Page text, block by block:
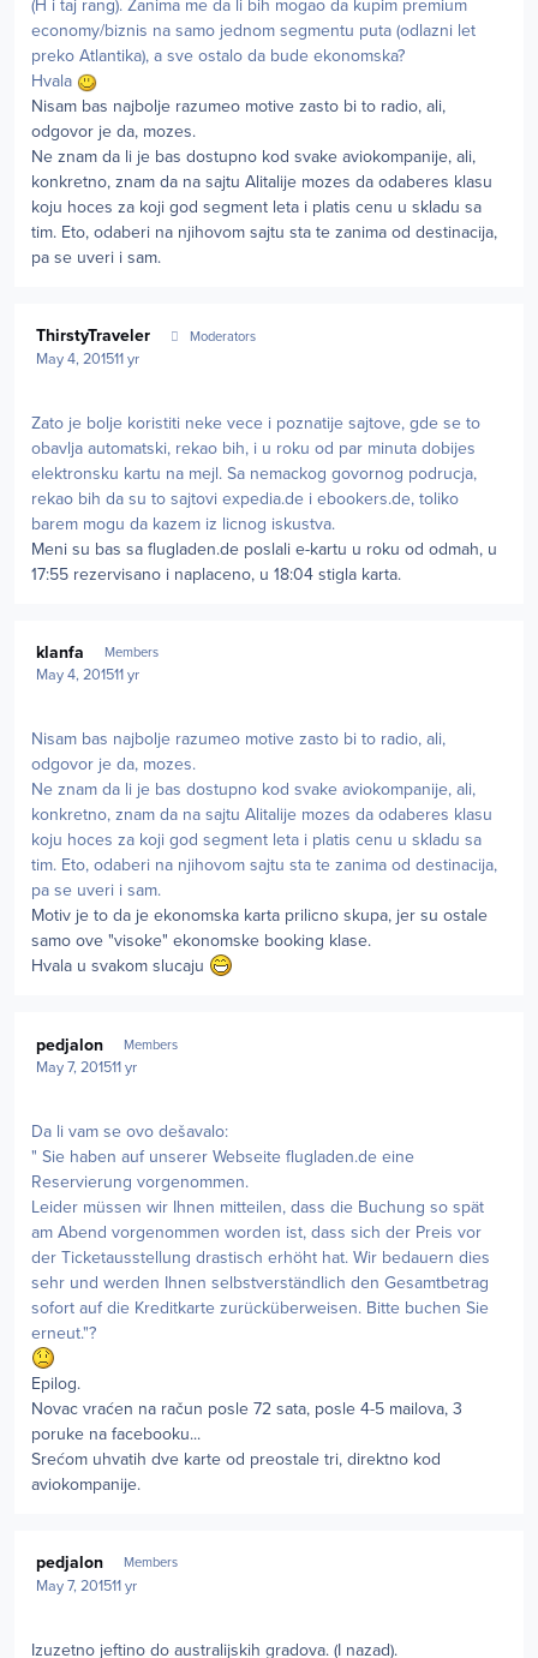
(H i taj rang). Zanima me da li bih mogao da kupim premium
economy/biznis na samo jednom segmentu puta (odlazni let
preko Atlantika), a sve ostalo da bude ekonomska?
Hvala
Nisam bas najbolje razumeo motive zasto bi to radio, ali,
odgovor je da, mozes.
Ne znam da li je bas dostupno kod svake aviokompanije, ali,
konkretno, znam da na sajtu Alitalije mozes da odaberes klasu
koju hoces za koji god segment leta i platis cenu u skladu sa
tim. Eto, odaberi na njihovom sajtu sta te zanima od destinacija,
pa se uveri i sam.
ThirstyTraveler Moderators
May 4, 201511 yr
Zato je bolje koristiti neke vece i poznatije sajtove, gde se to
obavlja automatski, rekao bih, i u roku od par minuta dobijes
elektronsku kartu na mejl. Sa nemackog govornog podrucja,
rekao bih da su to sajtovi expedia.de i ebookers.de, toliko
barem mogu da kazem iz licnog iskustva.
Meni su bas sa flugladen.de poslali e-kartu u roku od odmah, u
17:55 rezervisano i naplaceno, u 18:04 stigla karta.
klanfa Members
May 4, 201511 yr
Nisam bas najbolje razumeo motive zasto bi to radio, ali,
odgovor je da, mozes.
Ne znam da li je bas dostupno kod svake aviokompanije, ali,
konkretno, znam da na sajtu Alitalije mozes da odaberes klasu
koju hoces za koji god segment leta i platis cenu u skladu sa
tim. Eto, odaberi na njihovom sajtu sta te zanima od destinacija,
pa se uveri i sam.
Motiv je to da je ekonomska karta prilicno skupa, jer su ostale
samo ove "visoke" ekonomske booking klase.
Hvala u svakom slucaju
pedjalon Members
May 7, 201511 yr
Da li vam se ovo dešavalo:
" Sie haben auf unserer Webseite flugladen.de eine
Reservierung vorgenommen.
Leider müssen wir Ihnen mitteilen, dass die Buchung so spät
am Abend vorgenommen worden ist, dass sich der Preis vor
der Ticketausstellung drastisch erhöht hat. Wir bedauern dies
sehr und werden Ihnen selbstverständlich den Gesamtbetrag
sofort auf die Kreditkarte zurücküberweisen. Bitte buchen Sie
erneut."?
Epilog.
Novac vraćen na račun posle 72 sata, posle 4-5 mailova, 3
poruke na facebooku...
Srećom uhvatih dve karte od preostale tri, direktno kod
aviokompanije.
pedjalon Members
May 7, 201511 yr
Izuzetno jeftino do australijskih gradova. (I nazad).